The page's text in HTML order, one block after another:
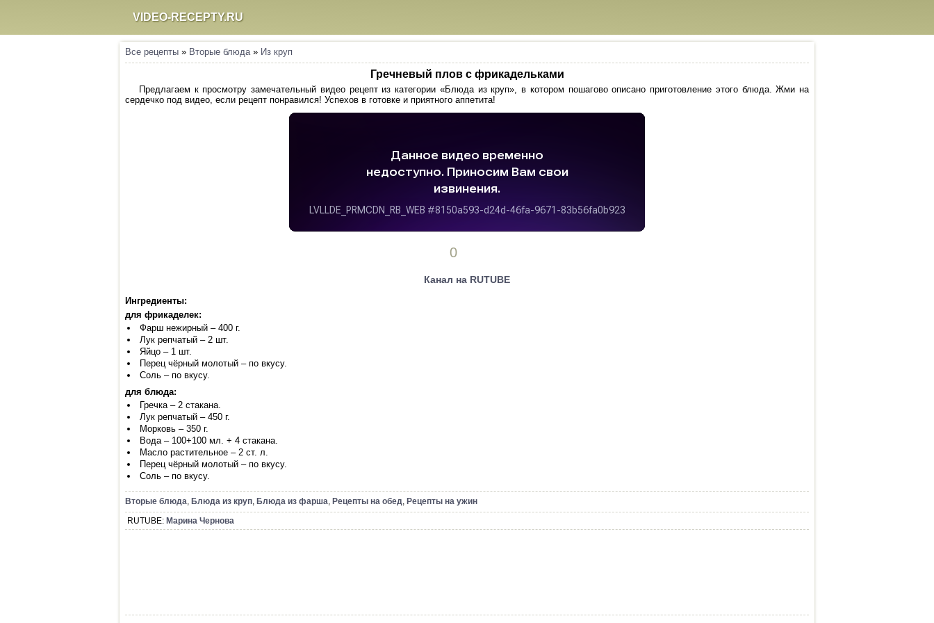
VIDEO-RECEPTY.RU
Все рецепты » Вторые блюда» Из круп
Гречневый плов с фрикадельками
Предлагаем к просмотру замечательный видео рецепт из категории «Блюда из круп», в котором пошагово описано приготовление этого блюда. Жми на
сердечко под видео, если рецепт понравился! Успехов в готовке и приятного аппетита!
0
Канал на RUTUBE
Ингредиенты:
для фрикаделек:
Фарш нежирный – 400 г.
Лук репчатый – 2 шт.
Яйцо – 1 шт.
Перец чёрный молотый – по вкусу.
Соль – по вкусу.
для блюда:
Гречка – 2 стакана.
Лук репчатый – 450 г.
Морковь – 350 г.
Вода – 100+100 мл. + 4 стакана.
Масло растительное – 2 ст. л.
Перец чёрный молотый – по вкусу.
Соль – по вкусу.
Вторые блюда, Блюда из круп, Блюда из фарша, Рецепты на обед, Рецепты на ужин
RUTUBE: Марина Чернова